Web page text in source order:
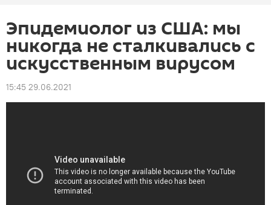
Эпидемиолог из США: мы
никогда не сталкивались с
искусственным вирусом
15:45 29.06.2021